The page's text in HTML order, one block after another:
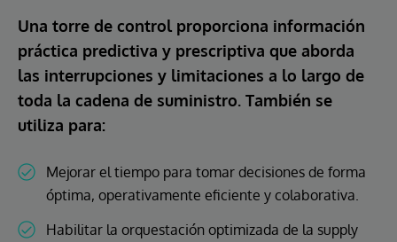
Una torre de control proporciona información
práctica predictiva y prescriptiva que aborda
las interrupciones y limitaciones a lo largo de
toda la cadena de suministro. También se
utiliza para:
Mejorar el tiempo para tomar decisiones de forma
óptima, operativamente eficiente y colaborativa.
Habilitar la orquestación optimizada de la supply